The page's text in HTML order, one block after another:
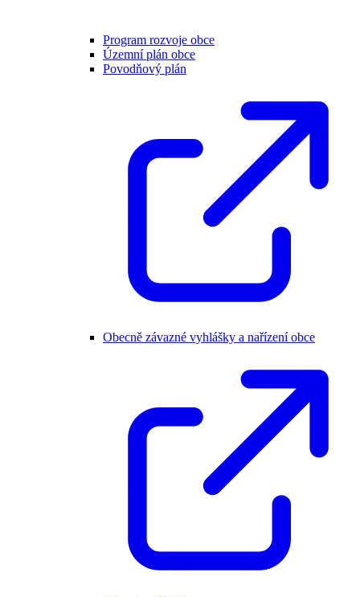
Program rozvoje obce
Územní plán obce
Povodňový plán
Obecně závazné vyhlášky a nařízení obce